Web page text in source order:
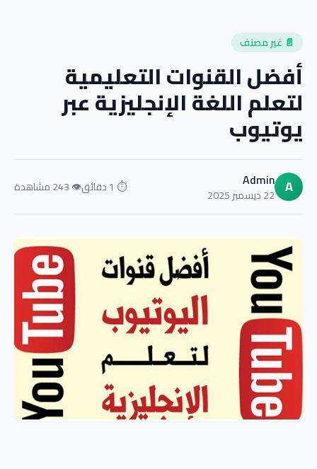
📄 غير مصنف
أفضل القنوات التعليمية
لتعلم اللغة الإنجليزية عبر
يوتيوب
A
Admin
22 ديسمبر 2025 ⏱ 1 دقائق 👁 243 مشاهدة